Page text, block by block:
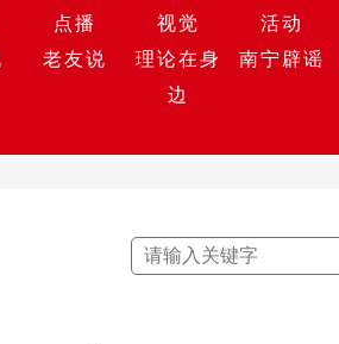
点播 视觉 活动
老友说
理论在身
边
南宁辟谣